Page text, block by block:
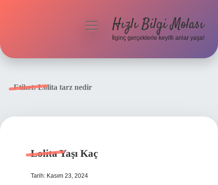
menüyüHızlı Bilgi Molası
İlginç gerçeklerle keyifli anlar yaşa!
Etiket:Lolita tarz nedir
Lolita Yaşı Kaç
Tarih: Kasım 23, 2024